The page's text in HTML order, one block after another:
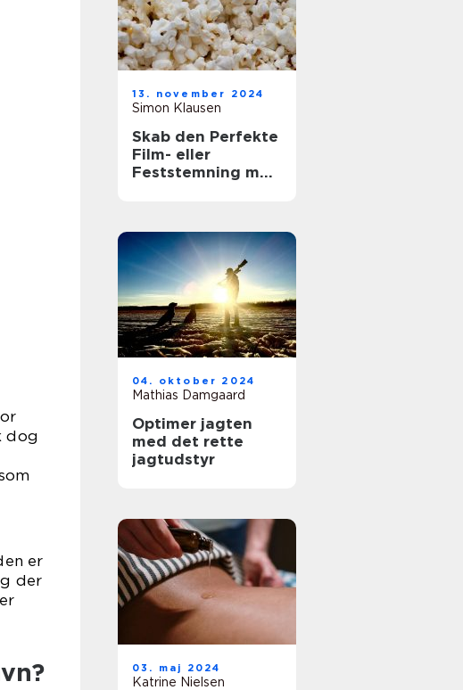
dog
er
der
13. november 2024
Simon Klausen
Skab den Perfekte
Film- eller
Feststemning med
04. oktober 2024
Mathias Damgaard
Optimer jagten
med det rette
jagtudstyr
03. maj 2024
Katrine Nielsen